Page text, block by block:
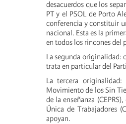
desacuerdos que los
PT y el PSOL de Porto
conferencia y constituir
nacional. Esta es la
en todos los rincones del
La segunda originalidad:
trata en particular del
La tercera
Movimiento de los Sin
de la enseñanza
Única de Trabajadores
apoyan.